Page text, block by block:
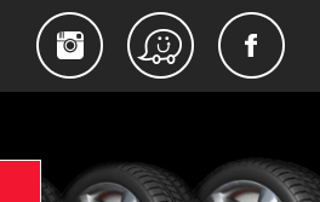
Facebook
Waze